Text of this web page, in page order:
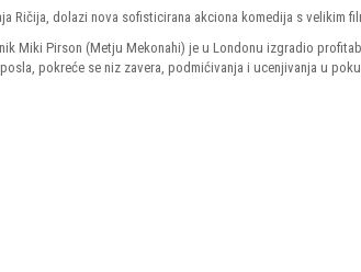
Ričija, dolazi nova sofisticirana akciona komedija s velikim
Miki Pirson (Metju Mekonahi) je u Londonu izgradio
pokreće se niz zavera, podmićivanja i ucenjivanja u